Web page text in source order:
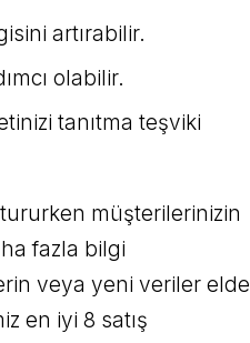
artırabilir.
olabilir.
tanıtma teşviki
müşterilerinizin
fazla bilgi
veya yeni veriler elde
en iyi 8 satış